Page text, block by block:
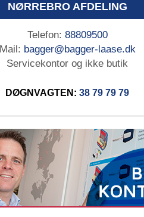
NØRREBRO AFDELING
Telefon: 88809500
Mail: bagger@bagger-laase.dk
Servicekontor og ikke butik
DØGNVAGTEN: 38 79 79 79